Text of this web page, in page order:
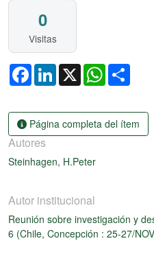
0
Visitas
FacebookLinkedIn
X WhatsApp
Página completa del ítem
Autores
Steinhagen, H.Peter
Autor institucional
Reunión sobre investigación y
6 (Chile, Concepción : 25-27/